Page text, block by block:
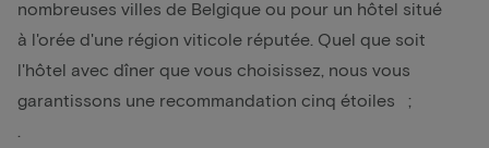
nombreuses villes de Belgique ou pour un hôtel situé
à l'orée d'une région viticole réputée. Quel que soit
l'hôtel avec dîner que vous choisissez, nous vous
garantissons une recommandation cinq étoiles ;